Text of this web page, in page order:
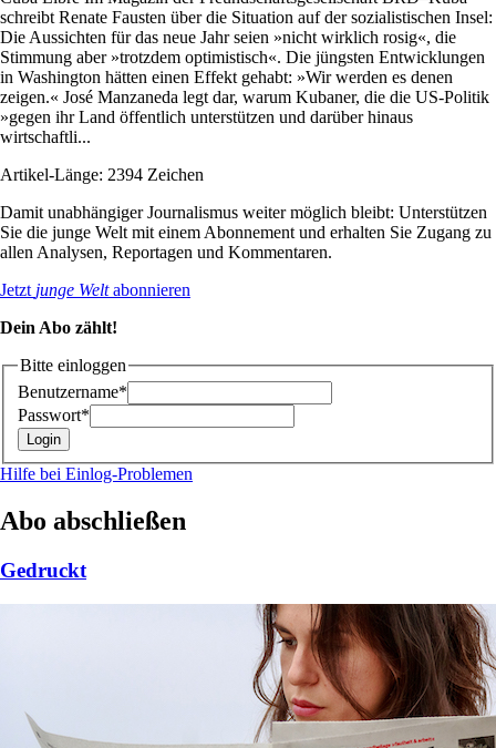
schreibt Renate Fausten über die Situation auf der sozialistischen Insel:
Die Aussichten für das neue Jahr seien »nicht wirklich rosig«, die
Stimmung aber »trotzdem optimistisch«. Die jüngsten Entwicklungen
in Washington hätten einen Effekt gehabt: »Wir werden es denen
zeigen.« José Manzaneda legt dar, warum Kubaner, die die US-Politik
»gegen ihr Land öffentlich unterstützen und darüber hinaus
wirtschaftli...
Artikel-Länge: 2394 Zeichen
Damit unabhängiger Journalismus weiter möglich bleibt: Unterstützen
Sie die junge Welt mit einem Abonnement und erhalten Sie Zugang zu
allen Analysen, Reportagen und Kommentaren.
Jetzt junge Weltabonnieren
Dein Abo zählt!
Bitte einloggen
Benutzername*
Passwort*
Hilfe bei Einlog-Problemen
Abo abschließen
Gedruckt